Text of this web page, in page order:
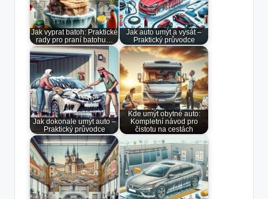
Jak vyprat batoh: Praktické
rady pro praní batohu…
Jak auto umýt a vysát –
Praktický průvodce
Jak dokonale umýt auto –
Praktický průvodce
Kde umýt obytné auto:
Kompletní návod pro
čistotu na cestách